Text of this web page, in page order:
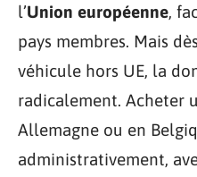
l’Union européenne,
pays membres. Mais
véhicule hors UE, la
radicalement. Acheter
Allemagne ou en
administrativement,